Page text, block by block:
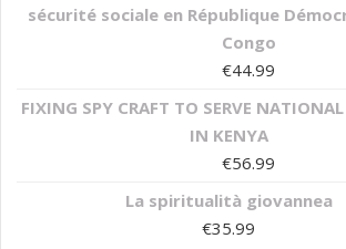
sécurité sociale en République
Congo
€44.99
FIXING SPY CRAFT TO SERVE
IN KENYA
€56.99
La spiritualità giovannea
€35.99